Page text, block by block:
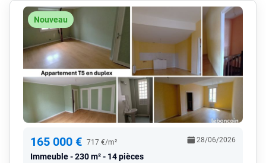
Nouveau
165 000 € 717 €/m²
Immeuble 230 m² - 14 pièces
28/06/2026